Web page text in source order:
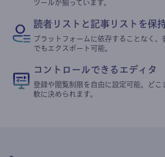
ツールが揃っています。
読者リストと記事リストを保
プラットフォームに依存することなく
でもエクスポート可能。
コントロールできるエディタ
登録や閲覧制限を自由に設定可能。どこ
軟に決められます。